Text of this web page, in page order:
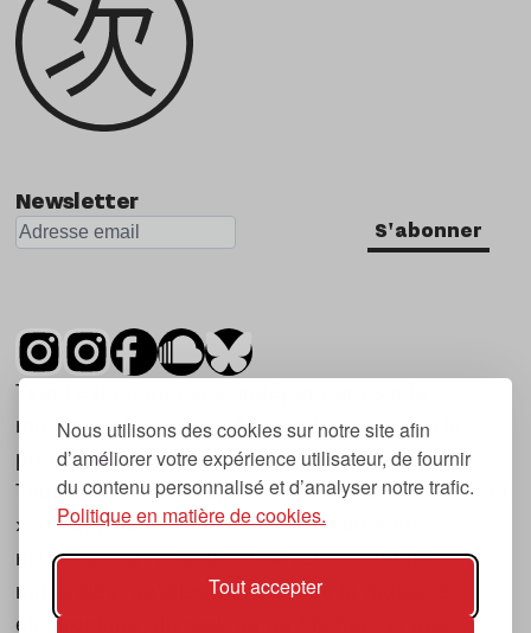
Nous utilisons des cookies sur notre site afin
d’améliorer votre expérience utilisateur, de fournir
du contenu personnalisé et d’analyser notre trafic.
Politique en matière de cookies.
Tout accepter
Newsletter
S'abonner
Tsugi est un mensuel indépendant sur la
musique et les nouvelles tendances, dont la
première parution date de 2007.
Tsugi en japonais signifie « prochain », « suivant
», ce qui correspond à la thématique du
magazine, à l’affût des nouvelles tendances
musicales, qu’elles viennent de la musique
électronique, du rock ou du hip hop, et des